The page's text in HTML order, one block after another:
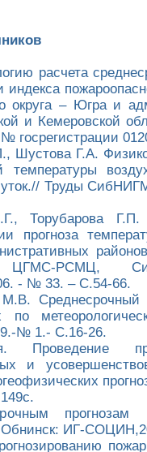
расчета
индекса
округа – Югра и
и Кемеровской
Шустова Г.А.
температуры
Труды
Торубарова Г.П.
прогноза
ЦГМС-РСМЦ,
- № 33. – С.54-66.
Среднесрочный
№ 1.- С.16-26.
Проведение
и
прогнозам
Обнинск: ИГ-